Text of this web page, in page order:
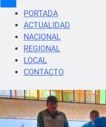
PORTADA
ACTUALIDAD
NACIONAL
REGIONAL
LOCAL
CONTACTO